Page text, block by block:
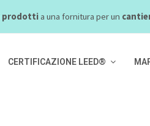
prodottia una fornitura per un
CERTIFICAZIONE LEED®